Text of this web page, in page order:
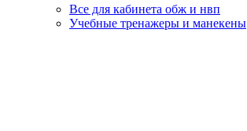
Все для кабинета обж и нвп
Учебные тренажеры и манекены